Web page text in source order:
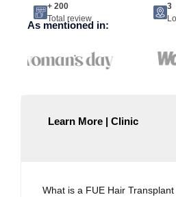
+ 200
Total review
3
As mentioned in:
Learn More | Clinic
What is a FUE Hair Transplant